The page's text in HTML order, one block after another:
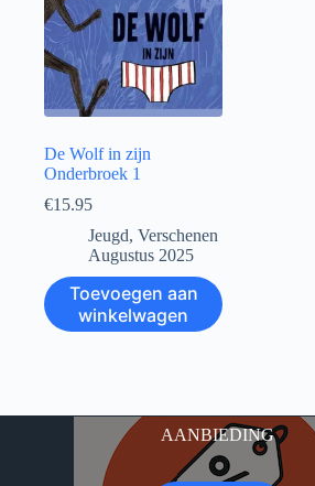
De Wolf in zijn
Onderbroek 1
€15.95
Jeugd, Verschenen
Augustus 2025
Toevoegen aan
winkelwagen
AANBIEDING